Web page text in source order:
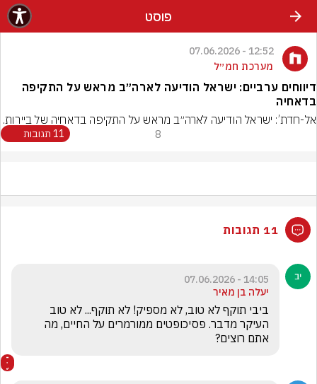
פוסט
12:52 - 07.06.2026
מערכת חמ״ל
דיווחים ערביים: ישראל הודיעה לארה״ב מראש על התקיפה
בדאחיה
אל-חדת’: ישראל הודיעה לארה״ב מראש על התקיפה בדאחיה של ביירות.
8 11 תגובות
11 תגובות
14:05 - 07.06.2026
יעלה בן מאיר
אתם רוצים?